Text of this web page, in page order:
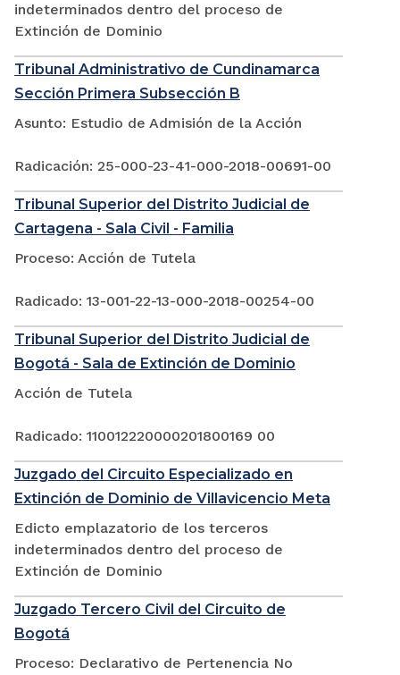
indeterminados dentro del proceso de
Extinción de Dominio
Tribunal Administrativo de Cundinamarca
Sección Primera Subsección B
Asunto: Estudio de Admisión de la Acción
Radicación: 25-000-23-41-000-2018-00691-00
Tribunal Superior del Distrito Judicial de
Cartagena - Sala Civil - Familia
Proceso: Acción de Tutela
Radicado: 13-001-22-13-000-2018-00254-00
Tribunal Superior del Distrito Judicial de
Bogotá - Sala de Extinción de Dominio
Acción de Tutela
Radicado: 110012220000201800169 00
Juzgado del Circuito Especializado en
Extinción de Dominio de Villavicencio Meta
Edicto emplazatorio de los terceros
indeterminados dentro del proceso de
Extinción de Dominio
Juzgado Tercero Civil del Circuito de
Bogotá
Proceso: Declarativo de Pertenencia No